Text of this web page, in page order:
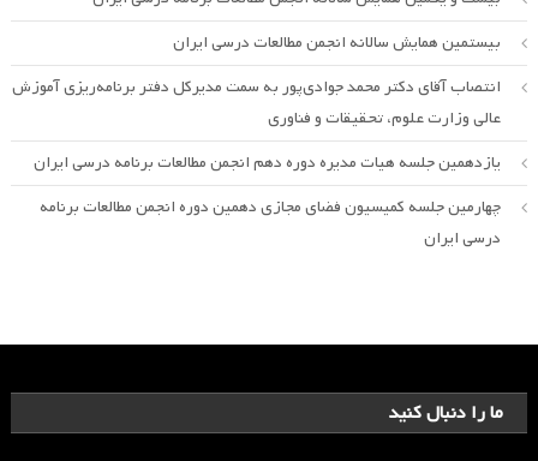
بیستمین همایش سالانه انجمن مطالعات درسی ایران
انتصاب آقای دکتر محمد جوادی‌پور به سمت مدیرکل دفتر برنامه‌ریزی آموزش
عالی وزارت علوم، تحقیقات و فناوری
یازدهمین جلسه هیات مدیره دوره دهم انجمن مطالعات برنامه درسی ایران
چهارمین جلسه کمیسیون فضای مجازی دهمین دوره انجمن مطالعات برنامه
درسی ایران
ما را دنبال کنید